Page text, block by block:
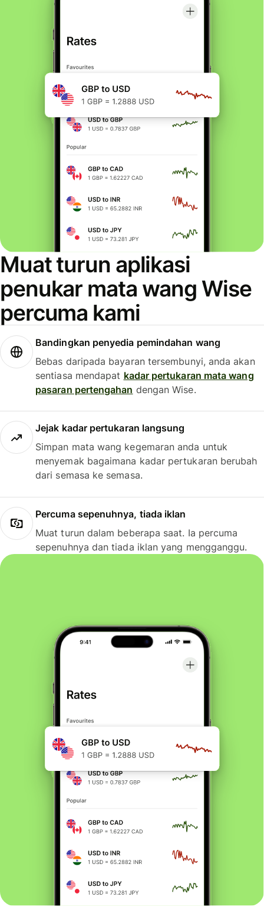
Muat turun aplikasi
penukar mata wang Wise
percuma kami
Bandingkan penyedia pemindahan wang
Bebas daripada bayaran tersembunyi, anda akan
sentiasa mendapat kadar pertukaran mata wang
pasaran pertengahan dengan Wise.
Jejak kadar pertukaran langsung
Simpan mata wang kegemaran anda untuk
menyemak bagaimana kadar pertukaran berubah
dari semasa ke semasa.
Percuma sepenuhnya, tiada iklan
Muat turun dalam beberapa saat. Ia percuma
sepenuhnya dan tiada iklan yang mengganggu.